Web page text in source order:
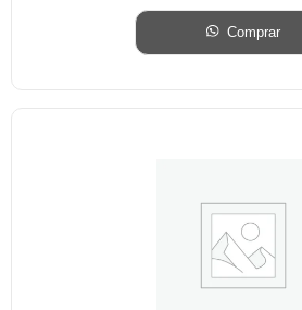
Comprar